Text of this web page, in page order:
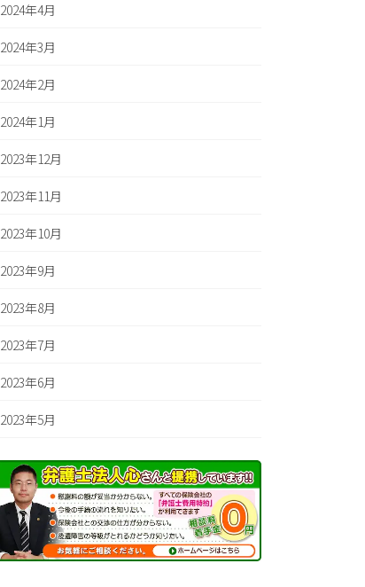
2024年4月
2024年3月
2024年2月
2024年1月
2023年12月
2023年11月
2023年10月
2023年9月
2023年8月
2023年7月
2023年6月
2023年5月